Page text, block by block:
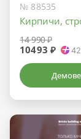
№ 88535
Кирпичи,
14 990 ₽
10493 ₽